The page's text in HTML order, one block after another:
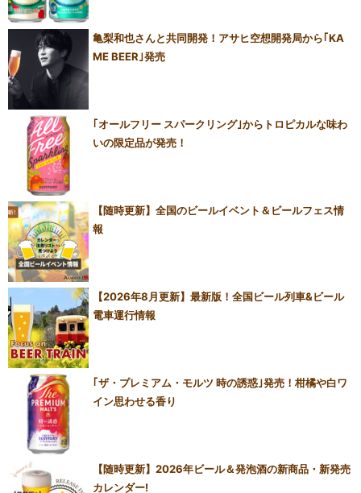
亀梨和也さんと共同開発！アサヒ空想開発局から｢KA
ME BEER｣発売
｢オールフリー スパークリング｣からトロピカルな味わ
いの限定品が発売！
【随時更新】全国のビールイベント＆ビールフェス情
報
【2026年8月更新】最新版！全国ビール列車&ビール
電車運行情報
｢ザ・プレミアム・モルツ 時の誘惑｣発売！柑橘や白ワ
イン思わせる香り
【随時更新】2026年ビール＆発泡酒の新商品・新発売
カレンダー!